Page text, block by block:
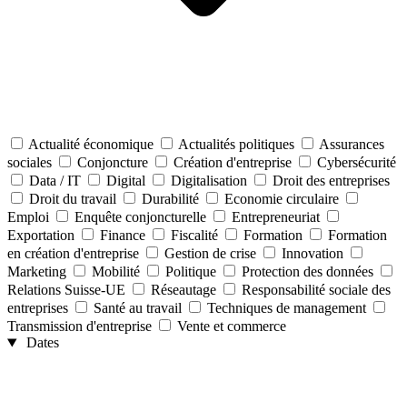
Actualité économique Actualités politiques
Assurances
sociales
Conjoncture Création d'entreprise
Cybersécurité
Data / IT
Digital Digitalisation
Droit des entreprises
Droit du travail
Durabilité
Economie circulaire
Emploi
Enquête conjoncturelle
Entrepreneuriat
Exportation
Finance Fiscalité Formation
Formation
en création d'entreprise
Gestion de crise
Innovation
Marketing
Mobilité Politique
Protection des données
Relations Suisse-UE
Réseautage
Responsabilité sociale des
entreprises
Santé au travail
Techniques de management
Transmission d'entreprise
Vente et commerce
Dates